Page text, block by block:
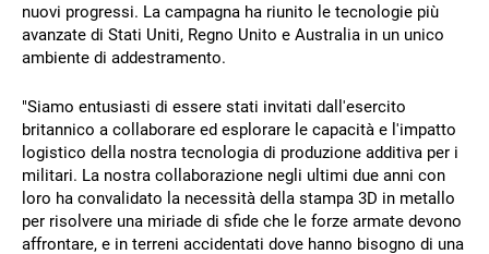
nuovi progressi. La campagna ha riunito le tecnologie più
avanzate di Stati Uniti, Regno Unito e Australia in un unico
ambiente di addestramento.
"Siamo entusiasti di essere stati invitati dall'esercito
britannico a collaborare ed esplorare le capacità e l'impatto
logistico della nostra tecnologia di produzione additiva per i
militari. La nostra collaborazione negli ultimi due anni con
loro ha convalidato la necessità della stampa 3D in metallo
per risolvere una miriade di sfide che le forze armate devono
affrontare, e in terreni accidentati dove hanno bisogno di una